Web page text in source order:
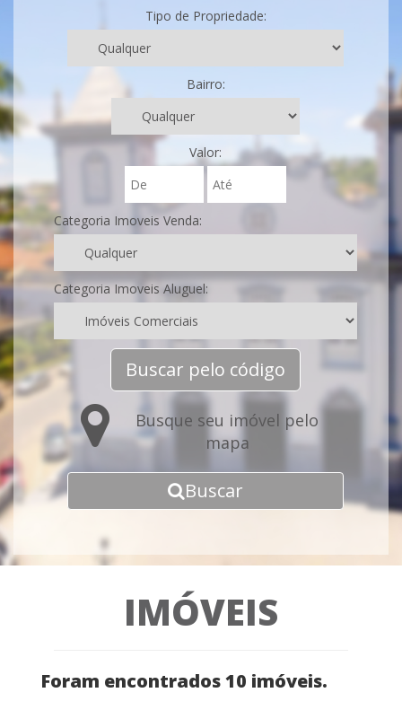
Tipo de Propriedade:
Bairro:
Valor:
Categoria Imoveis Venda:
Categoria Imoveis Aluguel:
Buscar pelo código
Busque seu imóvel pelo
mapa
Buscar
IMÓVEIS
Foram encontrados 10 imóveis.